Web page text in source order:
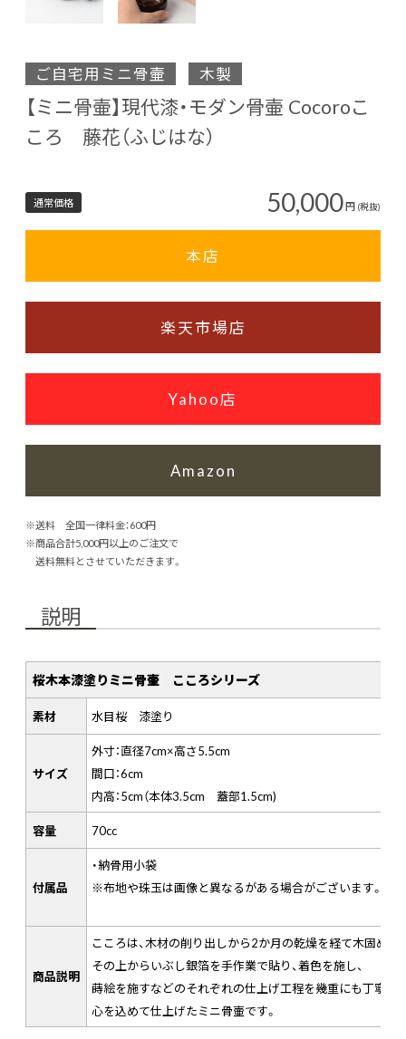
ご自宅用ミニ骨壷 木製
【ミニ骨壷】現代漆・モダン骨壷 Cocoroこ
ころ 藤花（ふじはな）
通常価格 50,000円 (税抜)
本店
楽天市場店
Yahoo店
Amazon
※送料 全国一律料金：600円
※商品合計5,000円以上のご注文で
送料無料とさせていただきます。
説明
桜木本漆塗りミニ骨壷 こころシリーズ
素材 水目桜 漆塗り
サイズ
外寸：直径7cm×高さ5.5cm
間口：6cm
内高：5cm（本体3.5cm 蓋部1.5cm)
容量
70cc
付属品
・納骨用小袋
※布地や珠玉は画像と異なるがある場合がございます。お
商品説明
こころは、木材の削り出しから2か月の乾燥を経て木固め
その上からいぶし銀箔を手作業で貼り、着色を施し、
蒔絵を施すなどのそれぞれの仕上げ工程を幾重にも丁寧に、
心を込めて仕上げたミニ骨壷です。